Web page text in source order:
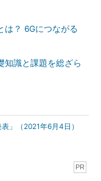
は？ 6Gにつながる
知識と課題を総ざら
」（2021年6月4日）
PR